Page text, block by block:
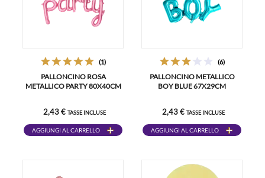
(1)
PALLONCINO ROSA
METALLICO PARTY 80X40CM
2,43 € TASSE INCLUSE
AGGIUNGI AL CARRELLO
(6)
PALLONCINO METALLICO
BOY BLUE 67X29CM
2,43 € TASSE INCLUSE
AGGIUNGI AL CARRELLO